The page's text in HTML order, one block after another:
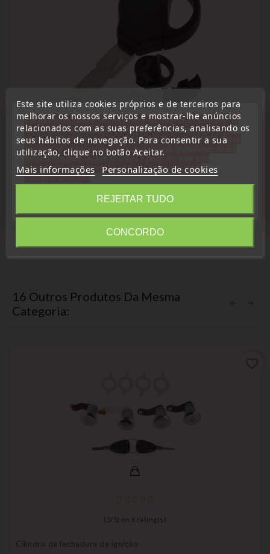
(4,5/5) on2 rating(s)
chave para transponder, em branco
Inserção De Chave Com Transponder Para Peugeot 106,
5,49 €Preço
16 Outros Produtos Da Mesma
Categoria:
( 5/ 5) on 6 rating(s)
Cilindro da fechadura de ignição
Este site utiliza cookies próprios e de terceiros para
melhorar os nossos serviços e mostrar-lhe anúncios
relacionados com as suas preferências, analisando os
seus hábitos de navegação. Para consentir a sua
utilização, clique no botão Aceitar.
Mais informações Personalização de cookies
REJEITAR TUDO
CONCORDO
« Attention, notre société sera fermée pour congés du
10 aout au 1 septembre inclus. Pour cette raison les
commandes sont traitées jusqu'au 7 aout 14H00. Pour
le service réparation nous devons réceptionner votre
télécommande avant le 6 aout pour qu'elle soit
réexpédiée avant le 7 aout. Merci pour votre
compréhension»
Fechar
Information